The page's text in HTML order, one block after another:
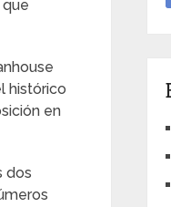
histórico
en
dos